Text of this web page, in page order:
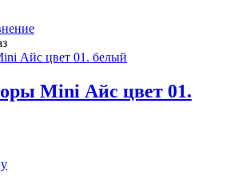
Mini Айс цвет 01.